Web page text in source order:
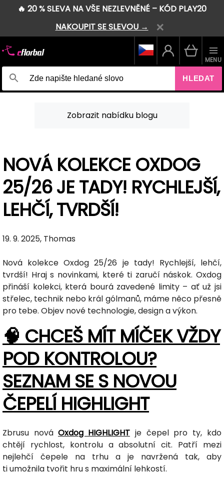
🔥 20 % SLEVA NA VŠE NEZLEVNĚNÉ – KÓD PLAY20
NAKOUPIT SE SLEVOU →
HLEDAT
MENU
Zobrazit nabídku blogu
NOVÁ KOLEKCE OXDOG
25/26 JE TADY! RYCHLEJŠÍ,
LEHČÍ, TVRDŠÍ!
19. 9. 2025, Thomas
Nová kolekce Oxdog 25/26 je tady! Rychlejší, lehčí,
tvrdší! Hraj s novinkami, které ti zaručí náskok. Oxdog
přináší kolekci, která bourá zavedené limity – ať už jsi
střelec, technik nebo král gólmanů, máme něco přesně
pro tebe. Objev nové technologie, design a výkon.
🧠 CHCEŠ MÍT MÍČEK VŽDY
POD KONTROLOU?
SEZNAM SE S NOVOU
ČEPELÍ HIGHLIGHT
Zbrusu nová Oxdog HIGHLIGHT je čepel pro ty, kdo
chtějí rychlost, kontrolu a absolutní cit. Patří mezi
nejlehčí čepele na trhu a je navržená tak, aby
ti umožnila tvořit hru s maximální lehkostí.